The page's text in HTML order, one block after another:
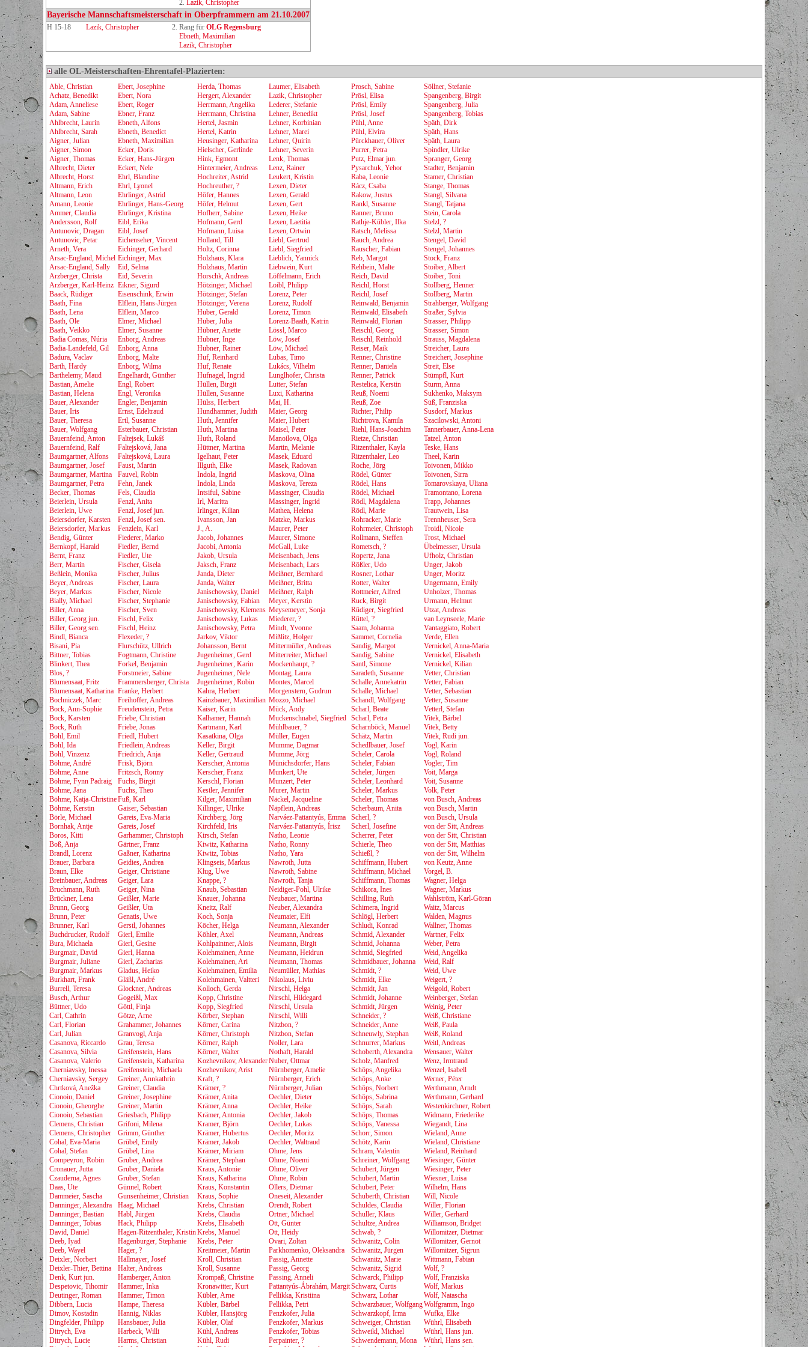
2. Lazik, Christopher
Bayerische Mannschaftsmeisterschaft in Oberpframmern am 21.10.2007
H 15-18 Lazik, Christopher 2. Rang für OLG Regensburg
Ebneth, Maximilian
Lazik, Christopher
alle OL-Meisterschaften-Ehrentafel-Plazierten:
Able, Christian
Achatz, Benedikt
Adam, Anneliese
Adam, Sabine
Ahlbrecht, Laurin
Ahlbrecht, Sarah
Aigner, Julian
Aigner, Simon
Aigner, Thomas
Albrecht, Dieter
Albrecht, Horst
Altmann, Erich
Altmann, Leon
Amann, Leonie
Ammer, Claudia
Andersson, Rolf
Antunovic, Dragan
Antunovic, Petar
Arneth, Vera
Arsac-England, Michel
Arsac-England, Sally
Arzberger, Christa
Arzberger, Karl-Heinz
Baack, Rüdiger
Baath, Fina
Baath, Lena
Baath, Ole
Baath, Veikko
Badia Comas, Núria
Badia-Landefeld, Gil
Badura, Vaclav
Barth, Hardy
Barthelemy, Maud
Bastian, Amelie
Bastian, Helena
Bauer, Alexander
Bauer, Iris
Bauer, Theresa
Bauer, Wolfgang
Bauernfeind, Anton
Bauernfeind, Ralf
Baumgartner, Alfons
Baumgartner, Josef
Baumgartner, Martina
Baumgartner, Petra
Becker, Thomas
Beierlein, Ursula
Beierlein, Uwe
Beiersdorfer, Karsten
Beiersdorfer, Markus
Bendig, Günter
Bernkopf, Harald
Bernt, Franz
Berr, Martin
Beßlein, Monika
Beyer, Andreas
Beyer, Markus
Bially, Michael
Biller, Anna
Biller, Georg jun.
Biller, Georg sen.
Bindl, Bianca
Bisani, Pia
Bittner, Tobias
Blinkert, Thea
Blos, ?
Blumensaat, Fritz
Blumensaat, Katharina
Bochniczek, Marc
Bock, Ann-Sophie
Bock, Karsten
Bock, Ruth
Bohl, Emil
Bohl, Ida
Bohl, Vinzenz
Böhme, André
Böhme, Anne
Böhme, Fynn Padraig
Böhme, Jana
Böhme, Katja-Christine
Böhme, Kerstin
Börle, Michael
Bornhak, Antje
Boros, Kitti
Boß, Anja
Brandl, Lorenz
Brauer, Barbara
Braun, Elke
Breinbauer, Andreas
Bruchmann, Ruth
Brückner, Lena
Brunn, Georg
Brunn, Peter
Brunner, Karl
Buchdrucker, Rudolf
Bura, Michaela
Burgmair, David
Burgmair, Juliane
Burgmair, Markus
Burkhart, Frank
Burrell, Teresa
Busch, Arthur
Büttner, Udo
Carl, Cathrin
Carl, Florian
Carl, Julian
Casanova, Riccardo
Casanova, Silvia
Casanova, Valerio
Cherniavsky, Inessa
Cherniavsky, Sergey
Chrtková, Anežka
Cionoiu, Daniel
Cionoiu, Gheorghe
Cionoiu, Sebastian
Clemens, Christian
Clemens, Christopher
Cohal, Eva-Maria
Cohal, Stefan
Compeyron, Robin
Cronauer, Jutta
Czauderna, Agnes
Daas, Ute
Dammeier, Sascha
Danninger, Alexandra
Danninger, Bastian
Danninger, Tobias
David, Daniel
Deeb, Iyad
Deeb, Wayel
Deixler, Norbert
Deixler-Thier, Bettina
Denk, Kurt jun.
Despetovic, Tihomir
Deutinger, Roman
Dibbern, Lucia
Dimov, Kostadin
Dingfelder, Philipp
Ditrych, Eva
Ditrych, Lucie
Ebert, Josephine
Ebert, Nora
Ebert, Roger
Ebner, Franz
Ebneth, Alfons
Ebneth, Benedict
Ebneth, Maximilian
Ecker, Doris
Ecker, Hans-Jürgen
Eckert, Nele
Ehrl, Blandine
Ehrl, Lyonel
Ehrlinger, Astrid
Ehrlinger, Hans-Georg
Ehrlinger, Kristina
Eibl, Erika
Eibl, Josef
Eichenseher, Vincent
Eichinger, Gerhard
Eichinger, Max
Eid, Selma
Eid, Severin
Eikner, Sigurd
Eisenschink, Erwin
Elflein, Hans-Jürgen
Elflein, Marco
Elmer, Michael
Elmer, Susanne
Enborg, Andreas
Enborg, Anna
Enborg, Malte
Enborg, Wilma
Engelhardt, Günther
Engl, Robert
Engl, Veronika
Engler, Benjamin
Ernst, Edeltraud
Ertl, Susanne
Esterbauer, Christian
Faltejsek, Lukáš
Faltejsková, Jana
Faltejsková, Laura
Faust, Martin
Fauvel, Robin
Fehn, Janek
Fels, Claudia
Fenzl, Anita
Fenzl, Josef jun.
Fenzl, Josef sen.
Fenzlein, Karl
Fiederer, Marko
Fiedler, Bernd
Fiedler, Ute
Fischer, Gisela
Fischer, Julius
Fischer, Laura
Fischer, Nicole
Fischer, Stephanie
Fischer, Sven
Fischl, Felix
Fischl, Heinz
Flexeder, ?
Flurschütz, Ullrich
Fogtmann, Christine
Forkel, Benjamin
Forstmeier, Sabine
Frammersberger, Christa
Franke, Herbert
Freihoffer, Andreas
Freudenstein, Petra
Friebe, Christian
Friebe, Jonas
Friedl, Hubert
Friedlein, Andreas
Friedrich, Anja
Frisk, Björn
Fritzsch, Ronny
Fuchs, Birgit
Fuchs, Theo
Fuß, Karl
Gaiser, Sebastian
Gareis, Eva-Maria
Gareis, Josef
Garhammer, Christoph
Gärtner, Franz
Gaßner, Katharina
Geidies, Andrea
Geiger, Christiane
Geiger, Lara
Geiger, Nina
Geißler, Marie
Geißler, Uta
Genatis, Uwe
Gerstl, Johannes
Gierl, Emilie
Gierl, Gesine
Gierl, Hanna
Gierl, Zacharias
Gladus, Heiko
Gläßl, André
Glockner, Andreas
Gogeißl, Max
Göttl, Finja
Götze, Arne
Grahammer, Johannes
Granvogl, Anja
Grau, Teresa
Greifenstein, Hans
Greifenstein, Katharina
Greifenstein, Michaela
Greiner, Annkathrin
Greiner, Claudia
Greiner, Josephine
Greiner, Martin
Griesbach, Philipp
Grifoni, Milena
Grimm, Günther
Grübel, Emily
Grübel, Lina
Gruber, Andrea
Gruber, Daniela
Gruber, Stefan
Günnel, Robert
Gunsenheimer, Christian
Haag, Michael
Habl, Jürgen
Hack, Philipp
Hagen-Ritzenthaler, Kristin
Hagenburger, Stephanie
Hager, ?
Hällmayer, Josef
Halter, Andreas
Hamberger, Anton
Hammer, Inka
Hammer, Timon
Hampe, Theresa
Hannig, Niklas
Hansbauer, Julia
Harbeck, Willi
Harms, Christian
Herda, Thomas
Hergert, Alexander
Herrmann, Angelika
Herrmann, Christina
Hertel, Jasmin
Hertel, Katrin
Heusinger, Katharina
Hielscher, Gerlinde
Hink, Egmont
Hintermeier, Andreas
Hochreiter, Astrid
Hochreuther, ?
Höfer, Hannes
Höfer, Helmut
Hofherr, Sabine
Hofmann, Gerd
Hofmann, Luisa
Holland, Till
Holtz, Corinna
Holzhaus, Klara
Holzhaus, Martin
Horschk, Andreas
Hötzinger, Michael
Hötzinger, Stefan
Hötzinger, Verena
Huber, Gerald
Huber, Julia
Hübner, Anette
Hubner, Inge
Hubner, Rainer
Huf, Reinhard
Huf, Renate
Hufnagel, Ingrid
Hüllen, Birgit
Hüllen, Susanne
Hülss, Herbert
Hundhammer, Judith
Huth, Jennifer
Huth, Martina
Huth, Roland
Hüttner, Martina
Igelhaut, Peter
Illguth, Elke
Indola, Ingrid
Indola, Linda
Intsiful, Sabine
Irl, Maritta
Irlinger, Kilian
Ivansson, Jan
J., A.
Jacob, Johannes
Jacobi, Antonia
Jakob, Ursula
Jaksch, Franz
Janda, Dieter
Janda, Walter
Janischowsky, Daniel
Janischowsky, Fabian
Janischowsky, Klemens
Janischowsky, Lukas
Janischowsky, Petra
Jarkov, Viktor
Johansson, Bernt
Jugenheimer, Gerd
Jugenheimer, Karin
Jugenheimer, Nele
Jugenheimer, Robin
Kahra, Herbert
Kainzbauer, Maximilian
Kaiser, Karin
Kalhamer, Hannah
Kartmann, Karl
Kasatkina, Olga
Keller, Birgit
Keller, Gertraud
Kerscher, Antonia
Kerscher, Franz
Kerschl, Florian
Kestler, Jennifer
Kilger, Maximilian
Killinger, Ulrike
Kirchberg, Jörg
Kirchfeld, Iris
Kirsch, Stefan
Kiwitz, Katharina
Kiwitz, Tobias
Klingseis, Markus
Klug, Uwe
Knappe, ?
Knaub, Sebastian
Knauer, Johanna
Kneitz, Ralf
Koch, Sonja
Köcher, Helga
Köhler, Axel
Kohlpaintner, Alois
Kolehmainen, Anne
Kolehmainen, Ari
Kolehmainen, Emilia
Kolehmainen, Valtteri
Kolloch, Gerda
Kopp, Christine
Kopp, Siegfried
Körber, Stephan
Körner, Carina
Körner, Christoph
Körner, Ralph
Körner, Walter
Kozhevnikov, Alexander
Kozhevnikov, Arist
Kraft, ?
Krämer, ?
Krämer, Anita
Krämer, Anna
Krämer, Antonia
Kramer, Björn
Krämer, Hubertus
Krämer, Jakob
Krämer, Miriam
Krämer, Stephan
Kraus, Antonie
Kraus, Katharina
Kraus, Konstantin
Kraus, Sophie
Krebs, Christian
Krebs, Claudia
Krebs, Elisabeth
Krebs, Manuel
Krebs, Peter
Kreitmeier, Martin
Kroll, Christian
Kroll, Susanne
Krompaß, Christine
Kronawitter, Kurt
Kübler, Arne
Kübler, Bärbel
Kübler, Hansjörg
Kübler, Olaf
Kühl, Andreas
Kühl, Rudi
Laumer, Elisabeth
Lazik, Christopher
Lederer, Stefanie
Lehner, Benedikt
Lehner, Korbinian
Lehner, Marei
Lehner, Quirin
Lehner, Severin
Lenk, Thomas
Lenz, Rainer
Leukert, Kristin
Lexen, Dieter
Lexen, Gerald
Lexen, Gert
Lexen, Heike
Lexen, Laetitia
Lexen, Ortwin
Liebl, Gertrud
Liebl, Siegfried
Lieblich, Yannick
Liebwein, Kurt
Löffelmann, Erich
Loibl, Philipp
Lorenz, Peter
Lorenz, Rudolf
Lorenz, Timon
Lorenz-Baath, Katrin
Lössl, Marco
Löw, Josef
Löw, Michael
Lubas, Timo
Lukács, Vilhelm
Lunglhofer, Christa
Lutter, Stefan
Luxi, Katharina
Mai, H.
Maier, Georg
Maier, Hubert
Maisel, Peter
Manoilova, Olga
Martin, Melanie
Masek, Eduard
Masek, Radovan
Maskova, Olina
Maskova, Tereza
Massinger, Claudia
Massinger, Ingrid
Mathea, Helena
Matzke, Markus
Maurer, Peter
Maurer, Simone
McGall, Luke
Meisenbach, Jens
Meisenbach, Lars
Meißner, Bernhard
Meißner, Britta
Meißner, Ralph
Meyer, Kerstin
Meysemeyer, Sonja
Miederer, ?
Mindt, Yvonne
Mißlitz, Holger
Mittermüller, Andreas
Mitterreiter, Michael
Mockenhaupt, ?
Montag, Laura
Montes, Marcel
Morgenstern, Gudrun
Mozzo, Michael
Mück, Andy
Muckenschnabel, Siegfried
Mühlbauer, ?
Müller, Eugen
Mumme, Dagmar
Mumme, Jörg
Münichsdorfer, Hans
Munkert, Ute
Munzert, Peter
Murer, Martin
Näckel, Jacqueline
Näpflein, Andreas
Narváez-Pattantyús, Emma
Narváez-Pattantyús, Írisz
Natho, Leonie
Natho, Ronny
Natho, Yara
Nawroth, Jutta
Nawroth, Sabine
Nawroth, Tanja
Neidiger-Pohl, Ulrike
Neubauer, Martina
Neuber, Alexandra
Neumaier, Elfi
Neumann, Alexander
Neumann, Andreas
Neumann, Birgit
Neumann, Heidrun
Neumann, Thomas
Neumüller, Mathias
Nikolaus, Liviu
Nirschl, Helga
Nirschl, Hildegard
Nirschl, Ursula
Nirschl, Willi
Nitzbon, ?
Nitzbon, Stefan
Noller, Lara
Nothaft, Harald
Nuber, Ottmar
Nürnberger, Amelie
Nürnberger, Erich
Nürnberger, Julian
Oechler, Dieter
Oechler, Heike
Oechler, Jakob
Oechler, Lukas
Oechler, Moritz
Oechler, Waltraud
Ohme, Jens
Ohme, Noemi
Ohme, Oliver
Ohme, Robin
Öllers, Dietmar
Oneseit, Alexander
Orendt, Robert
Ortner, Michael
Ott, Günter
Ott, Heidy
Ovari, Zoltan
Parkhomenko, Oleksandra
Passig, Annette
Passig, Georg
Passing, Anneli
Pattantyús-Ábrahám, Margit
Pellikka, Kristiina
Pellikka, Petri
Penzkofer, Julia
Penzkofer, Markus
Penzkofer, Tobias
Perpainter, ?
Prosch, Sabine
Prösl, Elisa
Prösl, Emily
Prösl, Josef
Pühl, Anne
Pühl, Elvira
Pürckhauer, Oliver
Purrer, Petra
Putz, Elmar jun.
Pysarchuk, Yehor
Raba, Leonie
Rácz, Csaba
Rakow, Justus
Rankl, Susanne
Ranner, Bruno
Rathje-Kübler, Ilka
Ratsch, Melissa
Rauch, Andrea
Rauscher, Fabian
Reb, Margot
Rehbein, Malte
Reich, David
Reichl, Horst
Reichl, Josef
Reinwald, Benjamin
Reinwald, Elisabeth
Reinwald, Florian
Reischl, Georg
Reischl, Reinhold
Reiser, Maik
Renner, Christine
Renner, Daniela
Renner, Patrick
Restelica, Kerstin
Reuß, Noemi
Reuß, Zoe
Richter, Philip
Richtrova, Kamila
Riehl, Hans-Joachim
Rietze, Christian
Ritzenthaler, Kayla
Ritzenthaler, Leo
Roche, Jörg
Rödel, Günter
Rödel, Hans
Rödel, Michael
Rödl, Magdalena
Rödl, Marie
Rohracker, Marie
Rohrmeier, Christoph
Rollmann, Steffen
Rometsch, ?
Ropertz, Jana
Rößler, Udo
Rosner, Lothar
Rotter, Walter
Rottmeier, Alfred
Ruck, Birgit
Rüdiger, Siegfried
Rüttel, ?
Saam, Johanna
Sammet, Cornelia
Sandig, Margot
Sandig, Sabine
Santl, Simone
Saradeth, Susanne
Schalle, Annekatrin
Schalle, Michael
Schandl, Wolfgang
Scharl, Beate
Scharl, Petra
Scharnböck, Manuel
Schätz, Martin
Schedlbauer, Josef
Scheler, Carola
Scheler, Fabian
Scheler, Jürgen
Scheler, Leonhard
Scheler, Markus
Scheler, Thomas
Scherbaum, Anita
Scherl, ?
Scherl, Josefine
Scherrer, Peter
Schierle, Theo
Schießl, ?
Schiffmann, Hubert
Schiffmann, Michael
Schiffmann, Thomas
Schikora, Ines
Schilling, Ruth
Schimera, Ingrid
Schlögl, Herbert
Schludi, Konrad
Schmid, Alexander
Schmid, Johanna
Schmid, Siegfried
Schmidbauer, Johanna
Schmidt, ?
Schmidt, Elke
Schmidt, Jan
Schmidt, Johanne
Schmidt, Jürgen
Schneider, ?
Schneider, Anne
Schneuwly, Stephan
Schnurrer, Markus
Schoberth, Alexandra
Scholz, Manfred
Schöps, Angelika
Schöps, Anke
Schöps, Norbert
Schöps, Sabrina
Schöps, Sarah
Schöps, Thomas
Schöps, Vanessa
Schorr, Simon
Schötz, Karin
Schram, Valentin
Schreiner, Wolfgang
Schubert, Jürgen
Schubert, Martin
Schubert, Peter
Schuberth, Christian
Schuldes, Claudia
Schuller, Klaus
Schultze, Andrea
Schwab, ?
Schwanitz, Colin
Schwanitz, Jürgen
Schwanitz, Marie
Schwanitz, Sigrid
Schwarck, Philipp
Schwarz, Curtis
Schwarz, Lothar
Schwarzbauer, Wolfgang
Schwarzkopf, Irma
Schweiger, Christian
Schweikl, Michael
Schwendemann, Mona
Söllner, Stefanie
Spangenberg, Birgit
Spangenberg, Julia
Spangenberg, Tobias
Späth, Dirk
Späth, Hans
Späth, Laura
Spindler, Ulrike
Spranger, Georg
Stadter, Benjamin
Stamer, Christian
Stange, Thomas
Stangl, Silvana
Stangl, Tatjana
Stein, Carola
Stelzl, ?
Stelzl, Martin
Stengel, David
Stengel, Johannes
Stock, Franz
Stoiber, Albert
Stoiber, Toni
Stollberg, Henner
Stollberg, Martin
Strahberger, Wolfgang
Straßer, Sylvia
Strasser, Philipp
Strasser, Simon
Strauss, Magdalena
Streicher, Laura
Streichert, Josephine
Streit, Else
Stümpfl, Kurt
Sturm, Anna
Sukhenko, Maksym
Süß, Franziska
Susdorf, Markus
Szacilowski, Antoni
Tannerbauer, Anna-Lena
Tatzel, Anton
Teske, Hans
Theel, Karin
Toivonen, Mikko
Toivonen, Sirra
Tomarovskaya, Uliana
Tramontano, Lorena
Trapp, Johannes
Trautwein, Lisa
Trennheuser, Sera
Troidl, Nicole
Trost, Michael
Übelmesser, Ursula
Ufholz, Christian
Unger, Jakob
Unger, Moritz
Ungermann, Emily
Unholzer, Thomas
Urmann, Helmut
Utzat, Andreas
van Leynseele, Marie
Vantaggiato, Robert
Verde, Ellen
Vernickel, Anna-Maria
Vernickel, Elisabeth
Vernickel, Kilian
Vetter, Christian
Vetter, Fabian
Vetter, Sebastian
Vetter, Susanne
Vetterl, Stefan
Vitek, Bärbel
Vitek, Betty
Vitek, Rudi jun.
Vogl, Karin
Vogl, Roland
Vogler, Tim
Voit, Marga
Voit, Susanne
Volk, Peter
von Busch, Andreas
von Busch, Martin
von Busch, Ursula
von der Sitt, Andreas
von der Sitt, Christian
von der Sitt, Matthias
von der Sitt, Wilhelm
von Keutz, Anne
Vorgel, B.
Wagner, Helga
Wagner, Markus
Wahlström, Karl-Göran
Waitz, Marcus
Walden, Magnus
Wallner, Thomas
Wartner, Felix
Weber, Petra
Weid, Angelika
Weid, Ralf
Weid, Uwe
Weigert, ?
Weigold, Robert
Weinberger, Stefan
Weinig, Peter
Weiß, Christiane
Weiß, Paula
Weiß, Roland
Weitl, Andreas
Wensauer, Walter
Wenz, Irmtraud
Wenzel, Isabell
Werner, Péter
Werthmann, Arndt
Werthmann, Gerhard
Westenkirchner, Robert
Widmann, Friederike
Wiegandt, Lina
Wieland, Anne
Wieland, Christiane
Wieland, Reinhard
Wiesinger, Günter
Wiesinger, Peter
Wiesner, Luisa
Wilhelm, Hans
Will, Nicole
Willer, Florian
Willer, Gerhard
Williamson, Bridget
Willomitzer, Dietmar
Willomitzer, Gernot
Willomitzer, Sigrun
Wittmann, Fabian
Wolf, ?
Wolf, Franziska
Wolf, Markus
Wolf, Natascha
Wolfgramm, Ingo
Wufka, Elke
Wührl, Elisabeth
Wührl, Hans jun.
Wührl, Hans sen.